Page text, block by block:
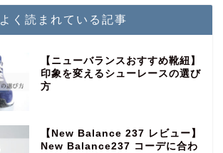
よく読まれている記事
【ニューバランスおすすめ靴紐】
印象を変えるシューレースの選び
方
【New Balance 237 レビュー】
New Balance237 コーデに合わ